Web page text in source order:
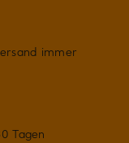
immer
Tagen